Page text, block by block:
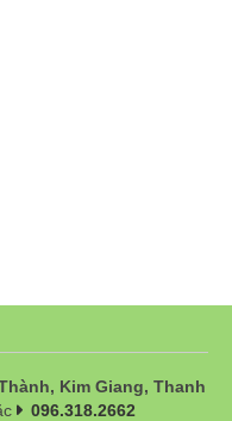
Kim Giang, Thanh
096.318.2662